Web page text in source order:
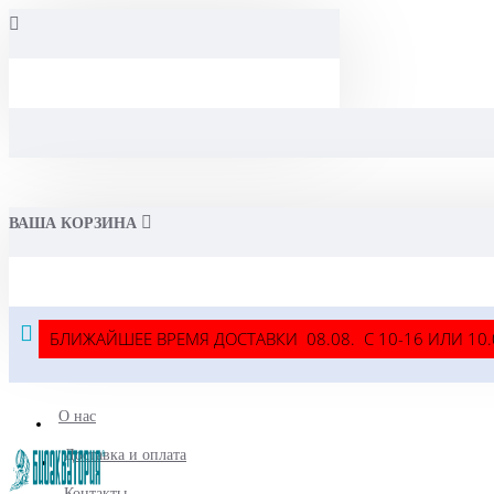
ВАША КОРЗИНА
БЛИЖАЙШЕЕ ВРЕМЯ ДОСТАВКИ 08.08. С 10-16 ИЛИ
О нас
Доставка и оплата